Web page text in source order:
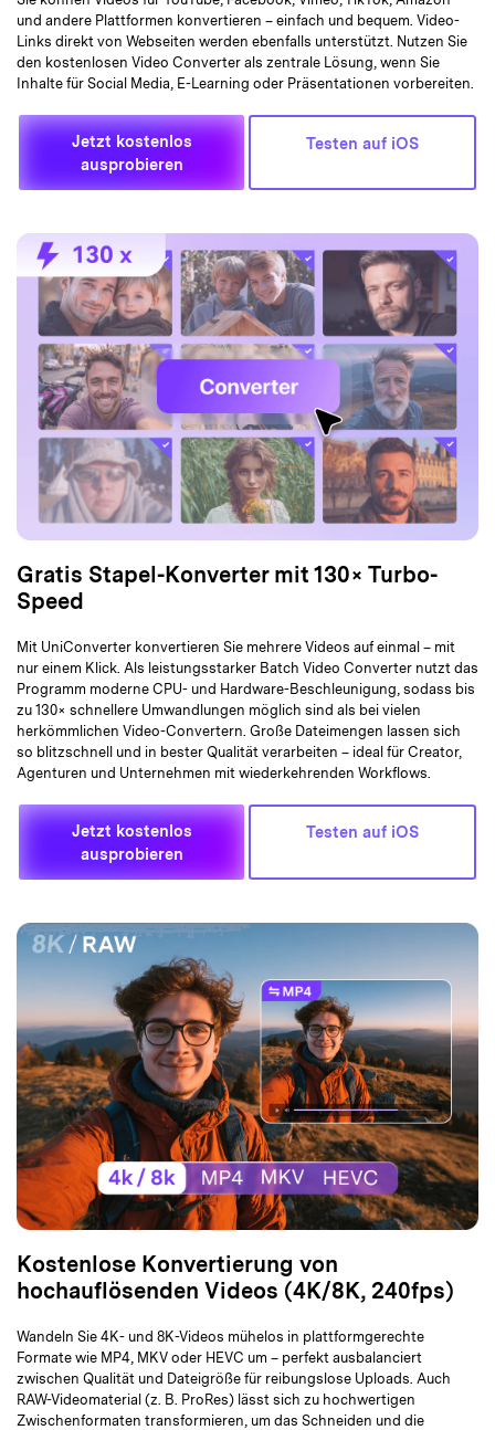
und andere Plattformen konvertieren – einfach und bequem. Video-
Links direkt von Webseiten werden ebenfalls unterstützt. Nutzen Sie
den kostenlosen Video Converter als zentrale Lösung, wenn Sie
Inhalte für Social Media, E-Learning oder Präsentationen vorbereiten.
Jetzt kostenlos
ausprobieren
Testen auf iOS
Gratis Stapel-Konverter mit 130× Turbo-
Speed
Mit UniConverter konvertieren Sie mehrere Videos auf einmal – mit
nur einem Klick. Als leistungsstarker Batch Video Converter nutzt das
Programm moderne CPU- und Hardware-Beschleunigung, sodass bis
zu 130× schnellere Umwandlungen möglich sind als bei vielen
herkömmlichen Video-Convertern. Große Dateimengen lassen sich
so blitzschnell und in bester Qualität verarbeiten – ideal für Creator,
Agenturen und Unternehmen mit wiederkehrenden Workflows.
Jetzt kostenlos
ausprobieren
Testen auf iOS
Kostenlose Konvertierung von
hochauflösenden Videos (4K/8K, 240fps)
Wandeln Sie 4K- und 8K-Videos mühelos in plattformgerechte
Formate wie MP4, MKV oder HEVC um – perfekt ausbalanciert
zwischen Qualität und Dateigröße für reibungslose Uploads. Auch
RAW-Videomaterial (z. B. ProRes) lässt sich zu hochwertigen
Zwischenformaten transformieren, um das Schneiden und die